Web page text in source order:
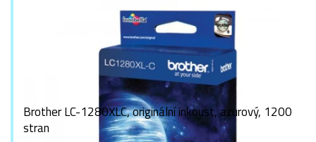
Brother LC-1280XLC, originální inkoust, azurový, 1200
stran